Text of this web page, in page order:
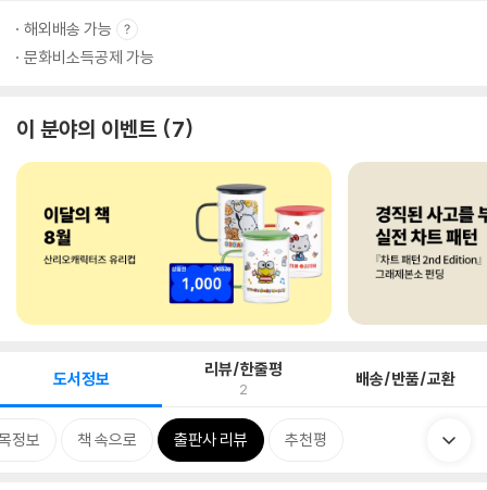
해외배송 가능
문화비소득공제 가능
이 분야의 이벤트 7
도서정보 리뷰/한줄평
2 배송/반품/교환
정보 책 속으로 출판사 리뷰 추천평